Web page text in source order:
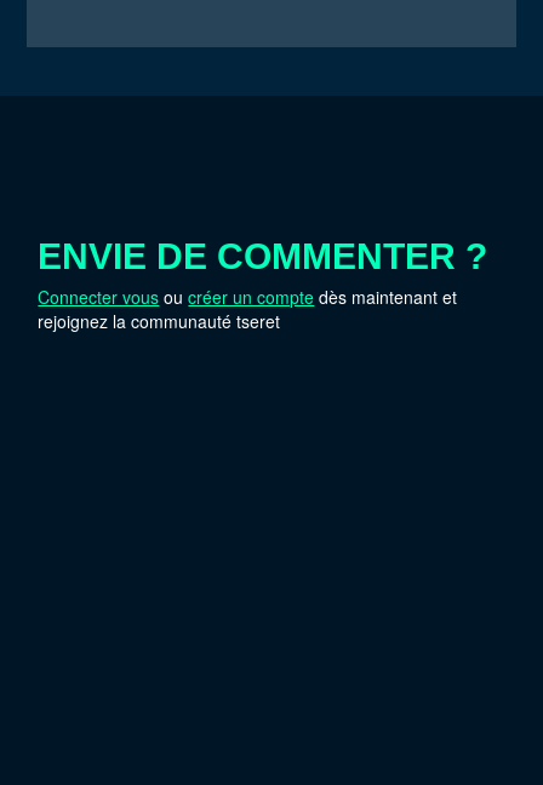
ENVIE DE COMMENTER ?
Connecter vous oucréer un compte dès maintenant et
rejoignez la communauté tseret